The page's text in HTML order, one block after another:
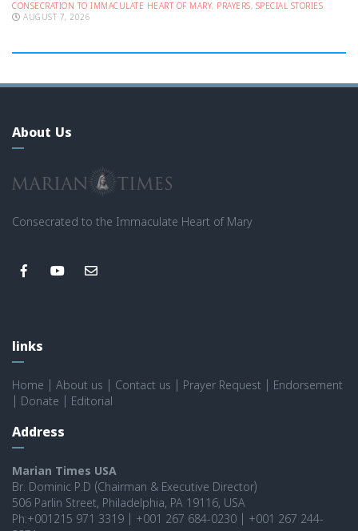
CONSECRATION TO IMMACULATE HEART OF MARY, PRAYERS, SPECIAL STORIES
AUGUST 7, 2026
About Us
Consecrated to the Immaculate Heart of Mary
links
Home About us Contact us Prayer Request
Endorsement
Donate Editorial
Address
Marian Times USA
Br. Dominic P.D (Chairman & Executive Director)
506 Parlin Street, Philadelphia, PA 19116, USA
Ph:+001215 971 3319 | +001 267 684-0230 | +001 267 244-